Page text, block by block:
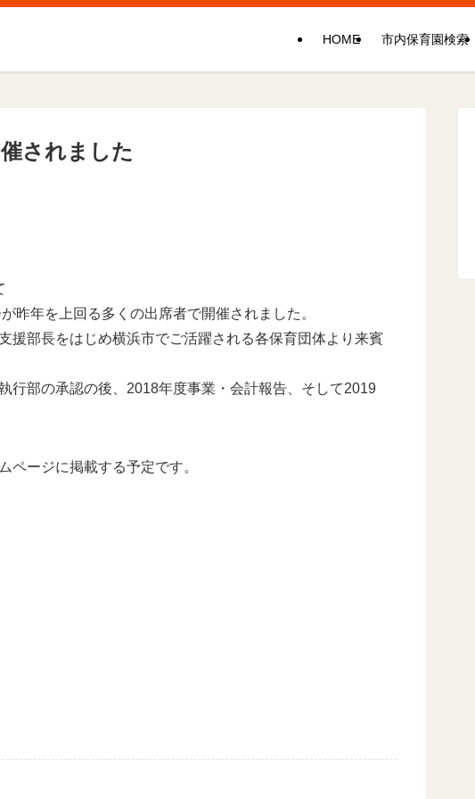
HOME 市内保育園検索
されました
年を上回る多くの出席者で開催されました。
援部長をはじめ横浜市でご活躍される各保育団体より来賓
行部の承認の後、2018年度事業・会計報告、そして2019
ページに掲載する予定です。